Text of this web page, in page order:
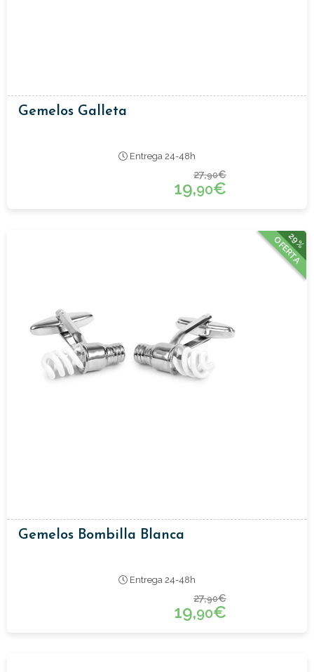
Gemelos Galleta
Entrega 24-48h
27,90€
19,90€
29%
OFERTA
Gemelos Bombilla Blanca
Entrega 24-48h
27,90€
19,90€